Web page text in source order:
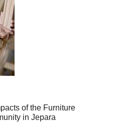
of the Furniture
in Jepara